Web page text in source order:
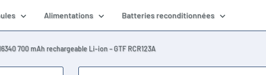
Alimentations Batteries reconditionnées
700 mAh rechargeable Li-ion – GTF RCR123A